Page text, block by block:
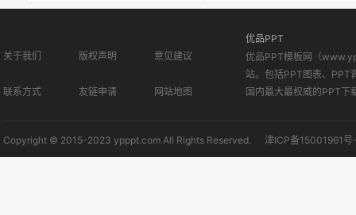
关于我们 版权声明 意见建议
联系方式 友链申请 网站地图
优品PPT
优品PPT模板网（
站。包括PPT图表、PPT
国内最大最权威的PPT下
Copyright © 2015-2023 ypppt.com All Rights Reserved. 津ICP备15001961号